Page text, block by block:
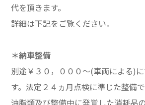
代を頂きます。
詳細は下記をご覧ください。
＊納車整備
別途￥３０，０００～(車両による)
す。法定２４ヵ月点検に準じた整備で
油脂類及び整備中に発覚した消耗品